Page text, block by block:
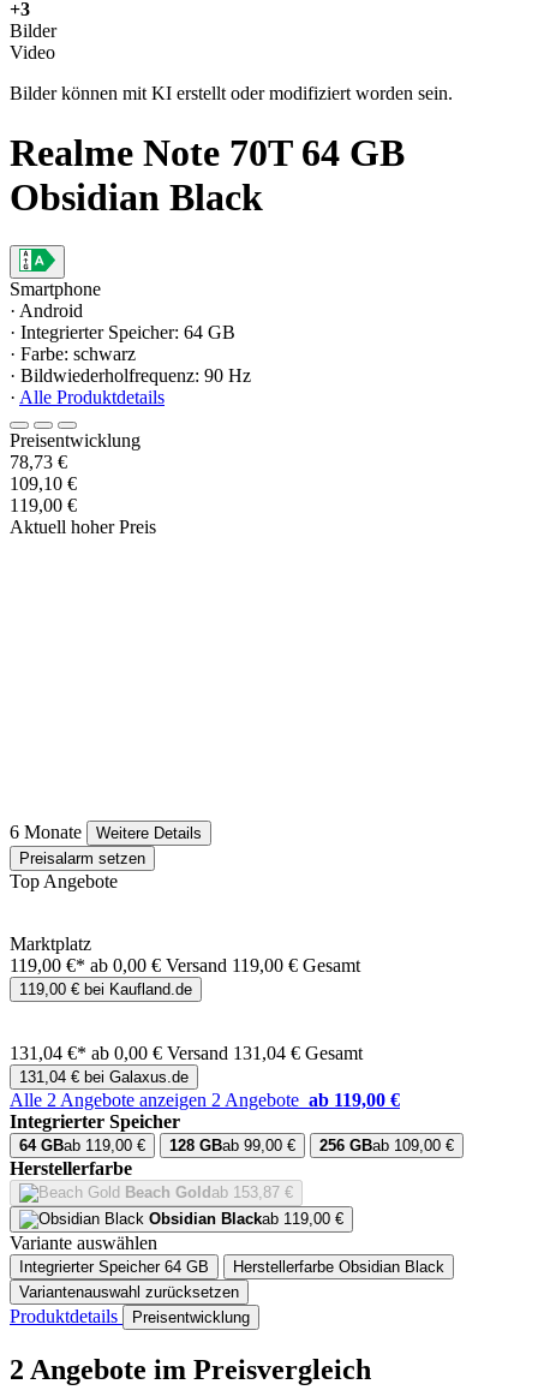
+3
Bilder
Video
Bilder können mit KI erstellt oder modifiziert worden sein.
Realme Note 70T 64 GB
Obsidian Black
Smartphone
· Android
· Integrierter Speicher: 64 GB
· Farbe: schwarz
· Bildwiederholfrequenz: 90 Hz
· Alle Produktdetails
Preisentwicklung
78,73 €
109,10 €
119,00 €
Aktuell hoher Preis
6 Monate
Weitere Details
Preisalarm setzen
Top Angebote
Marktplatz
119,00 €* ab 0,00 € Versand 119,00 € Gesamt
119,00 € bei Kaufland.de
131,04 €* ab 0,00 € Versand 131,04 € Gesamt
131,04 € bei Galaxus.de
Alle 2 Angebote anzeigen 2 Angebote ab 119,00 €
Integrierter Speicher
64 GBab 119,00 € 128 GBab 99,00 € 256 GBab 109,00 €
Herstellerfarbe
Beach Gold ab 153,87 €
Obsidian Blackab 119,00 €
Variante auswählen
Integrierter Speicher 64 GB Herstellerfarbe Obsidian Black
Variantenauswahl zurücksetzen
Produktdetails Preisentwicklung
2 Angebote im Preisvergleich